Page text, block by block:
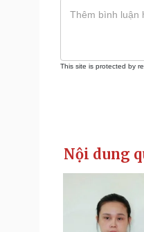
This site is protected by